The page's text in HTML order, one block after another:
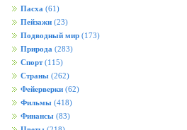
Пасха (61)
Пейзажи (23)
Подводный мир (173)
Природа (283)
Спорт (115)
Страны (262)
Фейерверки (62)
Фильмы (418)
Финансы (83)